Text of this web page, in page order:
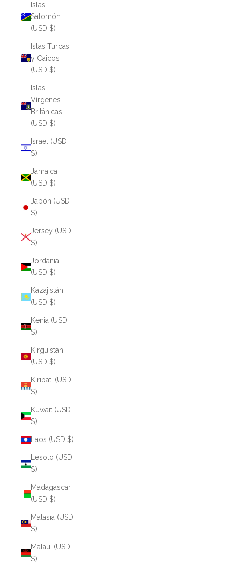
Islas
Salomón
(USD $)
Islas Turcas
y Caicos
(USD $)
Islas
Vírgenes
Británicas
(USD $)
Israel (USD
$)
Jamaica
(USD $)
Japón (USD
$)
Jersey (USD
$)
Jordania
(USD $)
Kazajistán
(USD $)
Kenia (USD
$)
Kirguistán
(USD $)
Kiribati (USD
$)
Kuwait (USD
$)
Laos (USD $)
Lesoto (USD
$)
Madagascar
(USD $)
Malasia (USD
$)
Malaui (USD
$)